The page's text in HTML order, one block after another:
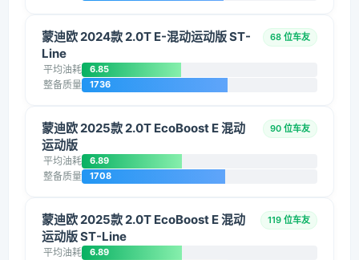
蒙迪欧 2024款 2.0T E-混动运动版 ST-
Line
68 位车友
平均油耗 6.85
整备质量 1736
蒙迪欧 2025款 2.0T EcoBoost E 混动
运动版
90 位车友
平均油耗 6.89
整备质量 1708
蒙迪欧 2025款 2.0T EcoBoost E 混动
运动版 ST-Line
119 位车友
平均油耗 6.89